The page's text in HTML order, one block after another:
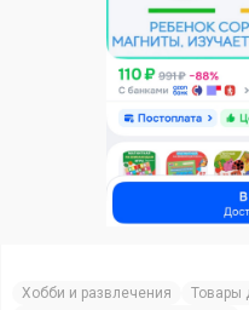
Хобби и развлечения
Товары